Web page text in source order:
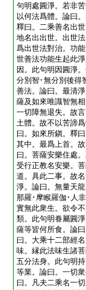
句明處圓淨。若非
以何法爲體。論曰
釋曰。二乘善名出
地名出出世。出世
爲出世法對治。功
世善法功能生起此
因。此句明因圓淨
分別智･無分別後得
善法。論曰。最清
薩及如來唯識智無
一切障無退失。故
土體。故不以苦諦
曰。如來所鎭。釋
其中。最爲上首。
曰。菩薩安樂住處
受行正教名安樂。
道。具此二事。故
淨。論曰。無量天
那羅･摩睺羅伽･人
實無此衆生。欲令
類。此句明眷屬圓
薩等皆何所食。論
曰。大乘十二部經
味。縁此法味生諸
五分法身。此句明
等業。論曰。一切
曰。凡夫二乘名一